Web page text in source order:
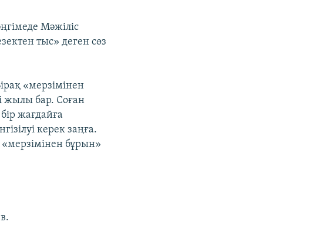
Мәжіліс
тыс» деген сөз
«мерзімінен
жылы бар. Соған
жағдайға
керек заңға.
«мерзімінен бұрын»